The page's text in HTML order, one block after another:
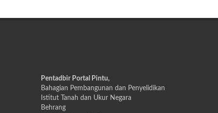
Pentadbir Portal Pintu,
Bahagian Pembangunan dan Penyelidikan
Istitut Tanah dan Ukur Negara
Behrang